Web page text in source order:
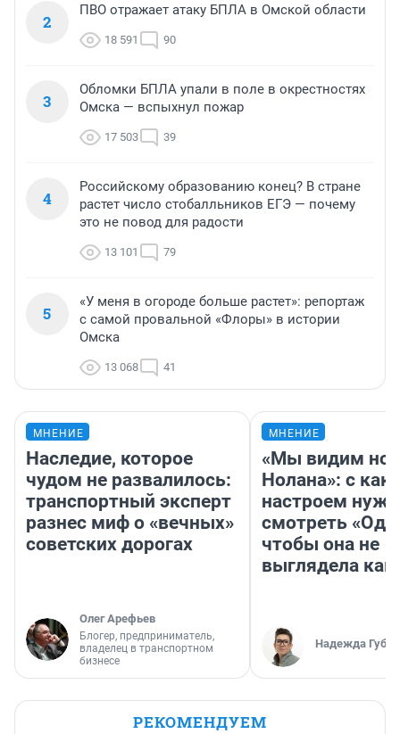
2
ПВО отражает атаку БПЛА в Омской области
18 591 90
3
Обломки БПЛА упали в поле в окрестностях
Омска — вспыхнул пожар
17 503 39
4
Российскому образованию конец? В стране
растет число стобалльников ЕГЭ — почему
это не повод для радости
13 101 79
5
«У меня в огороде больше растет»: репортаж
с самой провальной «Флоры» в истории
Омска
13 068 41
МНЕНИЕ
Наследие, которое
чудом не развалилось:
транспортный эксперт
разнес миф о «вечных»
советских дорогах
Олег Арефьев
Блогер, предприниматель,
владелец в транспортном
бизнесе
МНЕНИЕ
«Мы видим
Нолана»: с
настроем
смотреть
чтобы она не
выглядела как
Надежда
РЕКОМЕНДУЕМ